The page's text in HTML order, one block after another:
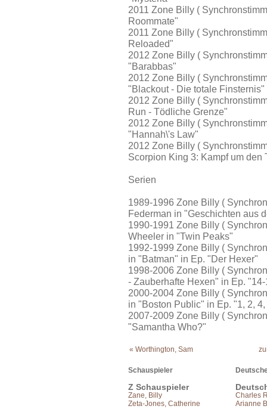
2011 Zone Billy (
Roommate"
2011 Zone Billy (
Reloaded"
2012 Zone Billy (
"Barabbas"
2012 Zone Billy (
"Blackout - Die totale Finsternis"
2012 Zone Billy (
Run - Tödliche Grenze"
2012 Zone Billy (
"Hannah\'s Law"
2012 Zone Billy (
Scorpion King 3: Kampf um den
Serien
1989-1996 Zone Billy (
Federman in "Geschichten aus
1990-1991 Zone Billy (
Wheeler in "Twin Peaks"
1992-1999 Zone Billy (
in "Batman" in Ep. "Der Hexer"
1998-2006 Zone Billy (
- Zauberhafte Hexen" in Ep.
2000-2004 Zone Billy (
in "Boston Public" in Ep. "1, 2,
2007-2009 Zone Billy (
"Samantha Who?"
« Worthington, Sam
Schauspieler
Z Schauspieler
Zane, Billy
Charles
Zeta-Jones, Catherine
Arianne